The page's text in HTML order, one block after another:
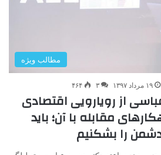
مطالب ویژه
۱۹ مرداد ۱۳۹۷ ۳ ۴۶۴
از رویارویی اقتصادی
مقابله با آن؛ باید
را بشکنیم